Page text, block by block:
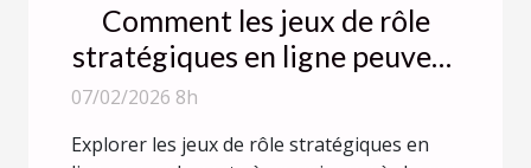
Comment les jeux de rôle
stratégiques en ligne peuvent
améliorer vos compétences
07/02/2026 8h
Explorer les jeux de rôle stratégiques en